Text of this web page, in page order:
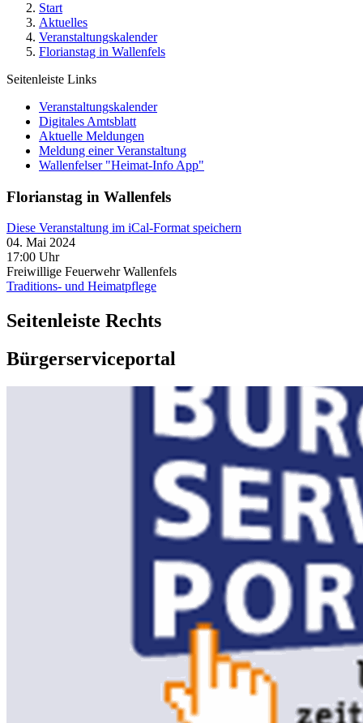
Start
Aktuelles
Veranstaltungskalender
Florianstag in Wallenfels
Seitenleiste Links
Veranstaltungskalender
Digitales Amtsblatt
Aktuelle Meldungen
Meldung einer Veranstaltung
Wallenfelser "Heimat-Info App"
Florianstag in Wallenfels
Diese Veranstaltung im iCal-Format speichern
04. Mai 2024
17:00 Uhr
Freiwillige Feuerwehr Wallenfels
Traditions- und Heimatpflege
Seitenleiste Rechts
Bürgerserviceportal